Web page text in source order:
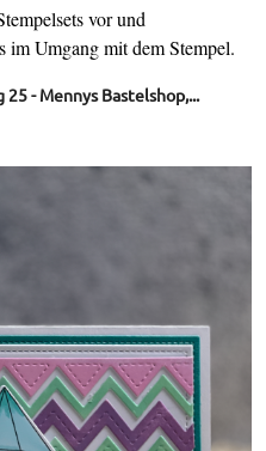
vor und
im Umgang mit dem Stempel.
- Mennys Bastelshop,...